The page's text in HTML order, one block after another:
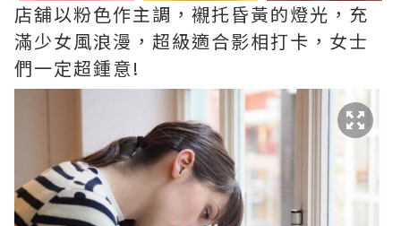
店舖以粉色作主調，襯托昏黃的燈光，充
滿少女風浪漫，超級適合影相打卡，女士
們一定超鍾意!